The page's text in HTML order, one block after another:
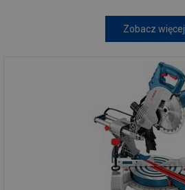
Zobacz więcej